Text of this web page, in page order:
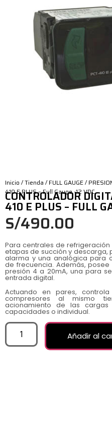
Inicio /Tienda /FULL GAUGE/
410 E PLUS – Full Gauge -12 VDC
CONTROLADOR
410 E PLUS – FULL
S/490.00
Para centrales de
etapas de succión y descarga,
alarma y una analógica para
de frecuencia. Además,
presión 4 a 20mA, una para
entrada digital.
Actuando en pares,
compresores al mismo
acionamiento de las
capacidades o individual.
Añadir al